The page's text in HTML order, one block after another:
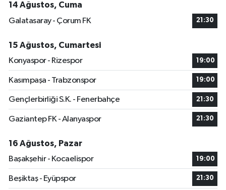
14 Ağustos, Cuma
Galatasaray - Çorum FK
21:30
15 Ağustos, Cumartesi
Konyaspor - Rizespor
19:00
Kasımpaşa - Trabzonspor 19:00
Gençlerbirliği S.K. - Fenerbahçe 21:30
Gaziantep FK - Alanyaspor 21:30
16 Ağustos, Pazar
Başakşehir - Kocaelispor
19:00
Beşiktaş - Eyüpspor 21:30